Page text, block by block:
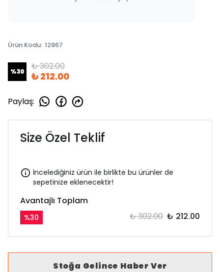
Ürün Kodu: 12867
%30 ₺ 302.00
₺ 212.00
Paylaş:
Size Özel Teklif
İncelediğiniz ürün ile birlikte bu ürünler de
sepetinize eklenecektir!
Avantajlı Toplam
%30 ₺ 302.00 ₺ 212.00
Stoğa Gelince Haber Ver